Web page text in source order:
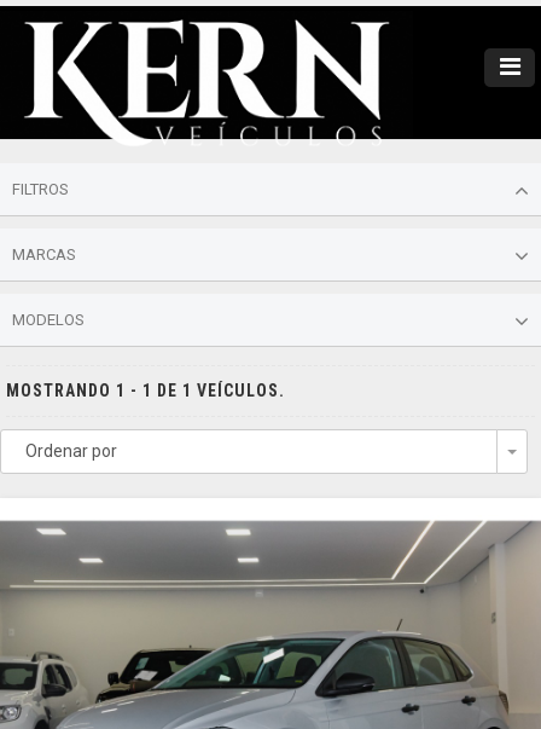
FILTROS
MARCAS
MODELOS
MOSTRANDO 1 - 1 DE 1 VEÍCULOS.
Ordenar por